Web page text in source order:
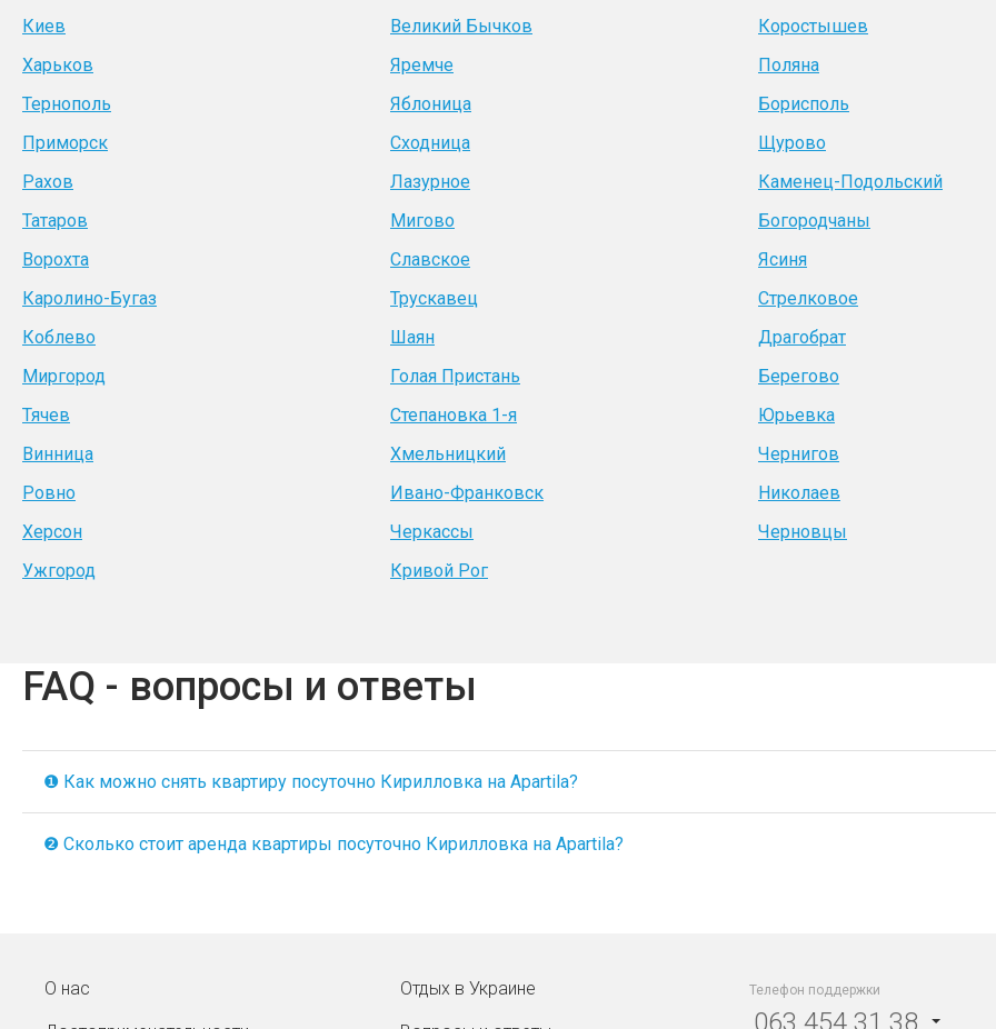
Киев
Великий Бычков
Коростышев
Харьков
Яремче
Поляна
Тернополь
Яблоница
Борисполь
Приморск
Сходница
Щурово
Рахов
Лазурное
Каменец-Подольский
Татаров
Мигово
Богородчаны
Ворохта
Славское
Ясиня
Каролино-Бугаз
Трускавец
Стрелковое
Коблево
Шаян
Драгобрат
Миргород
Голая Пристань
Берегово
Тячев
Степановка 1-я
Юрьевка
Винница
Хмельницкий
Чернигов
Ровно
Ивано-Франковск
Николаев
Херсон
Черкассы
Черновцы
Ужгород
Кривой Рог
FAQ - вопросы и ответы
❶ Как можно снять квартиру посуточно Кирилловка на Apartila?
❷ Сколько стоит аренда квартиры посуточно Кирилловка на Apartila?
О нас Отдых в Украине Телефон поддержки
063 454 31 38